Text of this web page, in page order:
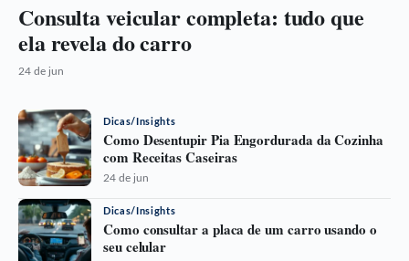
Consulta veicular completa: tudo que
ela revela do carro
24 de jun
Dicas/Insights
Como Desentupir Pia Engordurada da Cozinha
com Receitas Caseiras
24 de jun
Dicas/Insights
Como consultar a placa de um carro usando o
seu celular